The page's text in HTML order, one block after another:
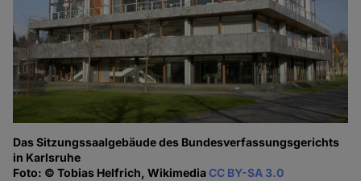
Das Sitzungssaalgebäude des Bundesverfassungsgerichts
in Karlsruhe
Foto: © Tobias Helfrich, WikimediaCC BY-SA 3.0